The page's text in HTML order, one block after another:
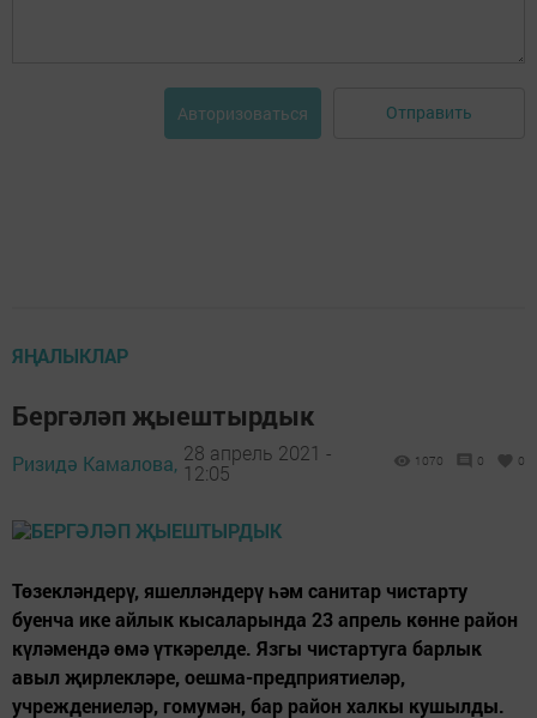
Авторизоваться Отправить
ЯҢАЛЫКЛАР
Бергәләп җыештырдык
Ризидә Камалова, 28 апрель 2021 -
12:05
1070 0 0
Төзекләндерү, яшелләндерү һәм санитар чистарту
буенча ике айлык кысаларында 23 апрель көнне район
күләмендә өмә үткәрелде. Язгы чистартуга барлык
авыл җирлекләре, оешма-предприятиеләр,
учреждениеләр, гомумән, бар район халкы кушылды.